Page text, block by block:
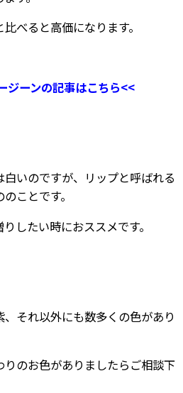
べると高価になります。
ジーンの記事はこちら<<
いのですが、リップと呼ばれる
ことです。
したい時におススメです。
それ以外にも数多くの色があり
のお色がありましたらご相談下